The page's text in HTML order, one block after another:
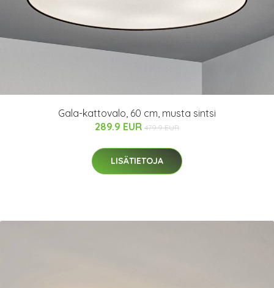
Gala-kattovalo, 60 cm, musta sintsi
289.9 EUR 479.9 EUR
LISÄTIETOJA